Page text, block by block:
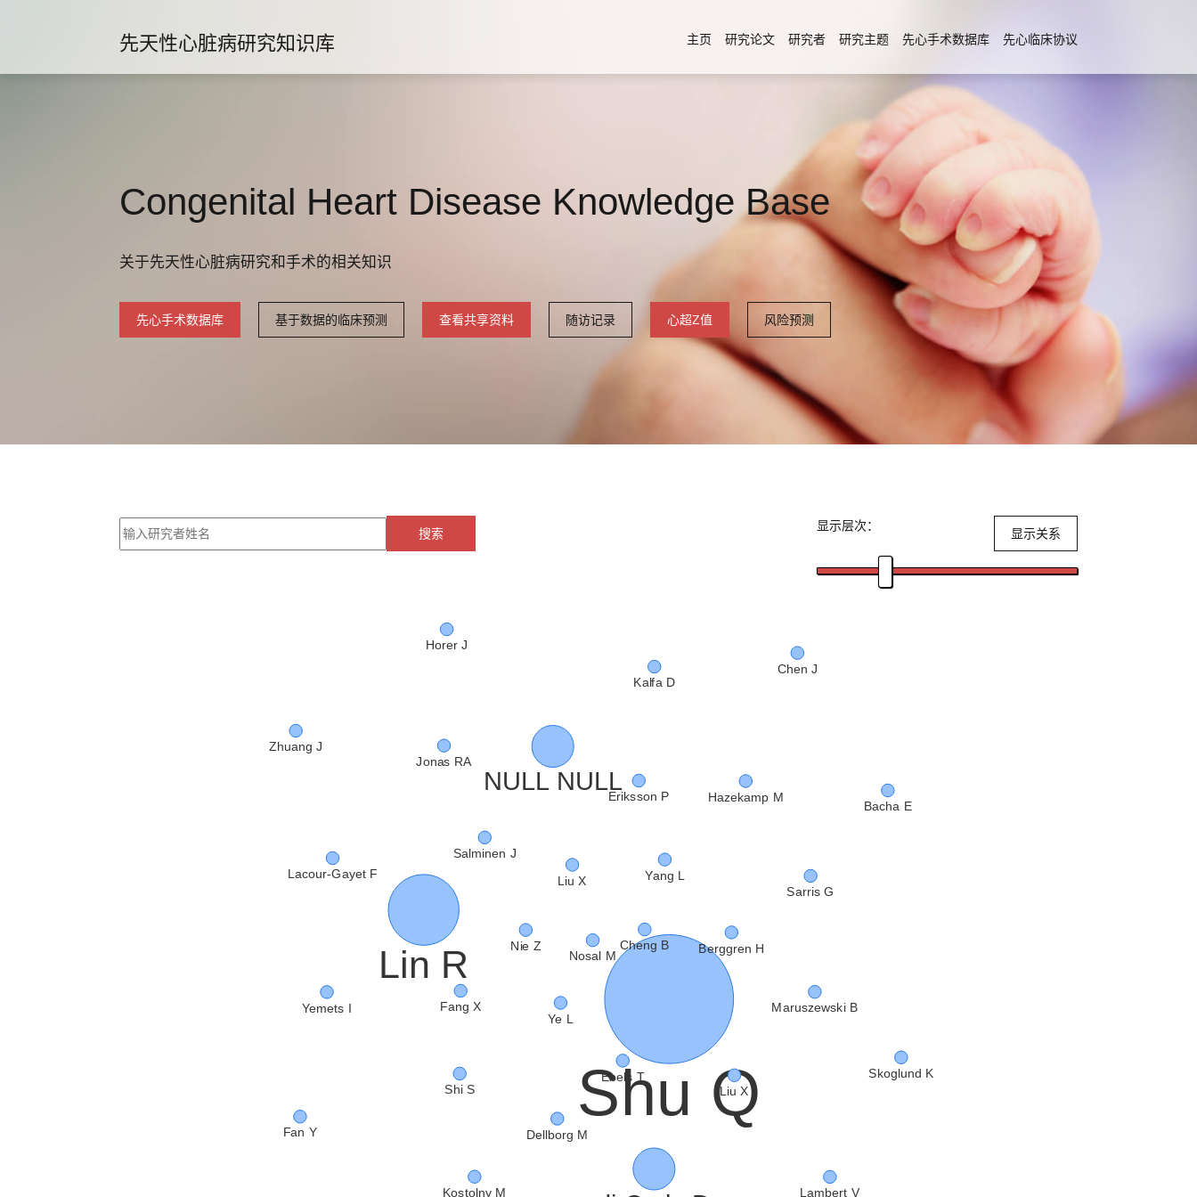
先天性心脏病研究知识库 主页 研究论文 研究者 研究主题 先心手术数据库 先心临床协议
Congenital Heart Disease Knowledge Base
关于先天性心脏病研究和手术的相关知识
先心手术数据库 基于数据的临床预测 查看共享资料 随访记录 心超Z值 风险预测
显示层次：